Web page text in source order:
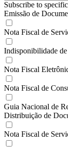
Subscribe to
Emissão de
Nota Fiscal de
Indisponibilidade
Nota Fiscal
Nota Fiscal de
Guia Nacional de
Distribuição de
Nota Fiscal de